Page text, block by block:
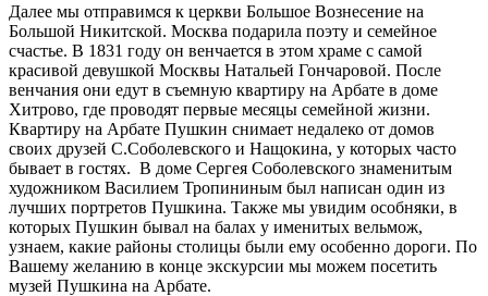
Далее мы отправимся к церкви Большое Вознесение на
Большой Никитской. Москва подарила поэту и семейное
счастье. В 1831 году он венчается в этом храме с самой
красивой девушкой Москвы Натальей Гончаровой. После
венчания они едут в съемную квартиру на Арбате в доме
Хитрово, где проводят первые месяцы семейной жизни.
Квартиру на Арбате Пушкин снимает недалеко от домов
своих друзей С.Соболевского и Нащокина, у которых часто
бывает в гостях. В доме Сергея Соболевского знаменитым
художником Василием Тропининым был написан один из
лучших портретов Пушкина. Также мы увидим особняки, в
которых Пушкин бывал на балах у именитых вельмож,
узнаем, какие районы столицы были ему особенно дороги. По
Вашему желанию в конце экскурсии мы можем посетить
музей Пушкина на Арбате.